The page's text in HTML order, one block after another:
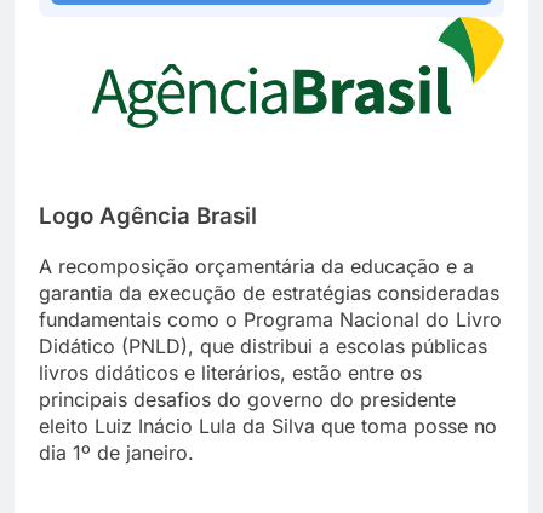
Logo Agência Brasil
A recomposição orçamentária da educação e a
garantia da execução de estratégias consideradas
fundamentais como o Programa Nacional do Livro
Didático (PNLD), que distribui a escolas públicas
livros didáticos e literários, estão entre os
principais desafios do governo do presidente
eleito Luiz Inácio Lula da Silva que toma posse no
dia 1º de janeiro.